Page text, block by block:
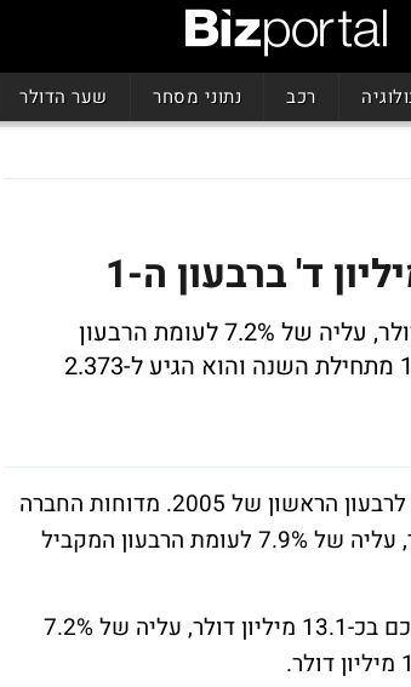
רכב נתוני מסחר שער הדולר
בשורה התחתונה רשמה החברה רווח נקי של 13.1 מיליון דולר, עליה של 7.2% לעומת הרבעון
המקביל. בצבר ההזמנות של החברה נרשם גידול של 10.2% מתחילת השנה והוא הגיע ל-2.373
חברת אלביט מערכות מדווחת הבוקר על תוצאותיה הכספיים לרבעון הראשון של 2005. מדוחות החברה
עולה כי ההכנסות ברבעון הראשון הסתכמו ב-230 מיליון דולר, עליה של 7.9% לעומת הרבעון המקביל
בשורה התחתונה מציגה החברה שיפור קל ברווח הנקי שהסתכם בכ-13.1 מיליון דולר, עליה של 7.2%